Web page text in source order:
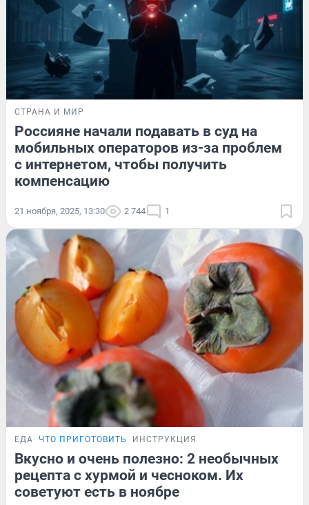
СТРАНА И МИР
Россияне начали подавать в суд на
мобильных операторов из-за проблем
с интернетом, чтобы получить
компенсацию
21 ноября, 2025, 13:30 2 744 1
ЕДА ЧТО ПРИГОТОВИТЬ ИНСТРУКЦИЯ
Вкусно и очень полезно: 2 необычных
рецепта с хурмой и чесноком. Их
советуют есть в ноябре